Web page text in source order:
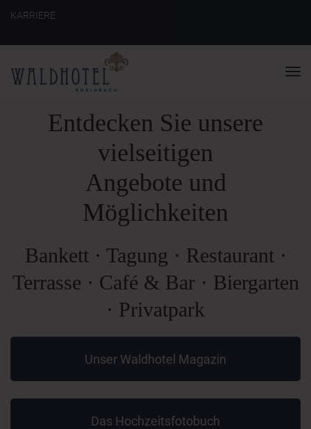
KARRIERE
Entdecken Sie unsere
vielseitigen
Angebote und
Möglichkeiten
Bankett · Tagung · Restaurant ·
Terrasse · Café & Bar · Biergarten
· Privatpark
Unser Waldhotel Magazin
Das Hochzeitsfotobuch